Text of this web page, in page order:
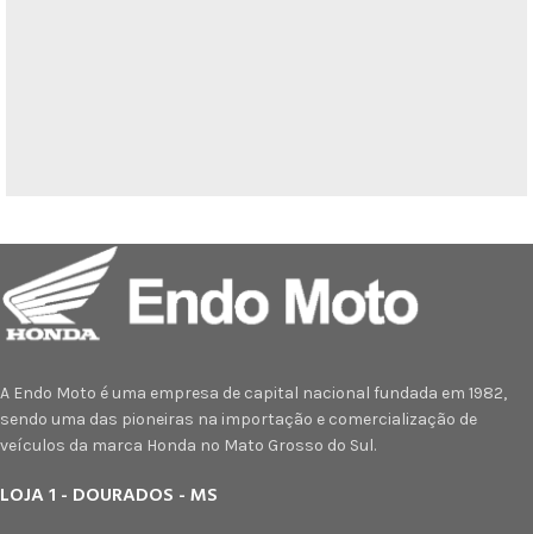
Netus eu mollis hac dignis
A Endo Moto é uma empresa de capital nacional fundada em 1982,
sendo uma das pioneiras na importação e comercialização de
veículos da marca Honda no Mato Grosso do Sul.
LOJA 1 - DOURADOS - MS